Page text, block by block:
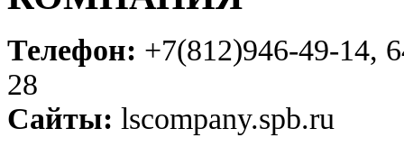
Телефон: +7(812)946-49-14,
28
Сайты: lscompany.spb.ru